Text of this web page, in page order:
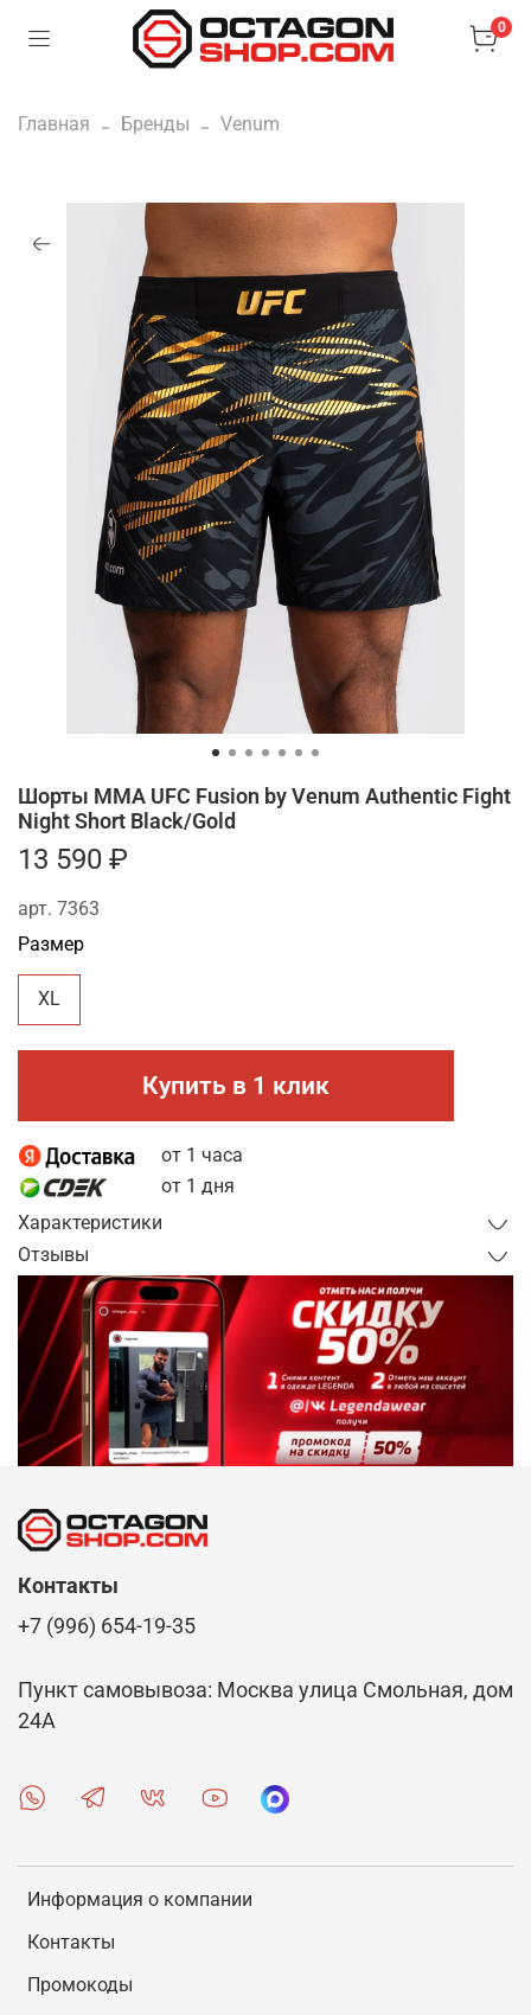
0
Главная Бренды Venum
арт. 7363
Шорты ММА UFC Fusion by Venum Authentic Fight
Night Short Black/Gold
13 590 ₽
Купить в 1 клик
от 1 часа
от 1 дня
Размер
XL
Характеристики
Отзывы
Информация о компании
Контакты
Промокоды
Контакты
+7 (996) 654-19-35
Пункт самовывоза: Москва улица Смольная, дом
24А